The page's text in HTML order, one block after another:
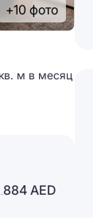
+10 фото
м в месяц
884 AED